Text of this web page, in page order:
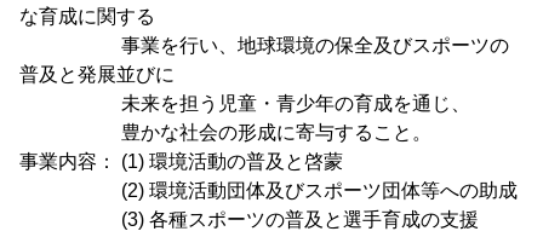
な育成に関する
事業を行い、地球環境の保全及びスポーツの
普及と発展並びに
未来を担う児童・青少年の育成を通じ、
豊かな社会の形成に寄与すること。
事業内容： (1) 環境活動の普及と啓蒙
(2) 環境活動団体及びスポーツ団体等への助成
(3) 各種スポーツの普及と選手育成の支援